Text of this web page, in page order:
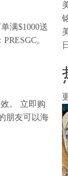
满$1000送
。
。 立即购
朋友可以海